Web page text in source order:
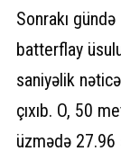
Sonrakı
batterflay
saniyəlik
çıxıb. O, 50
üzmədə